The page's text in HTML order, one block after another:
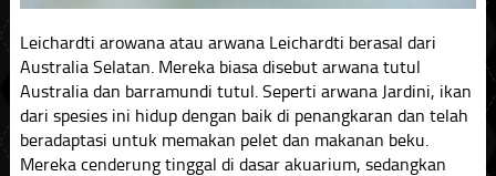
Leichardti arowana atau arwana Leichardti berasal dari
Australia Selatan. Mereka biasa disebut arwana tutul
Australia dan barramundi tutul. Seperti arwana Jardini, ikan
dari spesies ini hidup dengan baik di penangkaran dan telah
beradaptasi untuk memakan pelet dan makanan beku.
Mereka cenderung tinggal di dasar akuarium, sedangkan